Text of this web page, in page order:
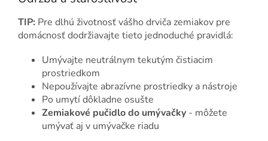
TIP: Pre dlhú životnosť vášho drviča zemiakov pre
domácnosť dodržiavajte tieto jednoduché pravidlá:
Umývajte neutrálnym tekutým čistiacim
prostriedkom
Nepoužívajte abrazívne prostriedky a nástroje
Po umytí dôkladne osušte
Zemiakové pučidlo do umývačky - môžete
umývať aj v umývačke riadu